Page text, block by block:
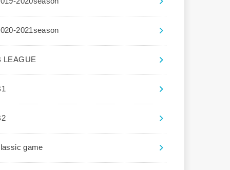
2021season
LEAGUE
game